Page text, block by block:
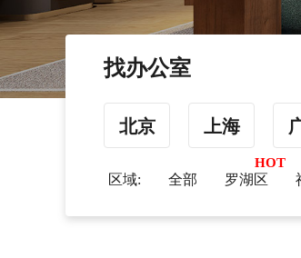
找办公室
北京 上海
区域: 全部 罗湖区